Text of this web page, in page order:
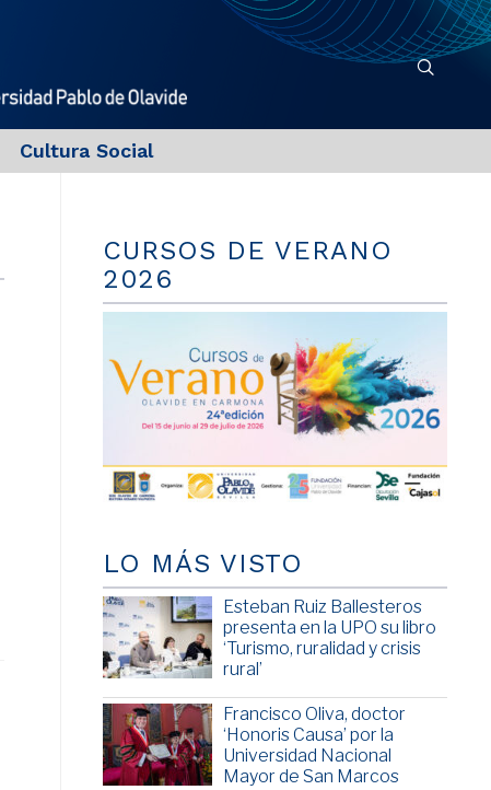
Cultura Social
CURSOS DE VERANO
2026
LO MÁS VISTO
Esteban Ruiz Ballesteros
presenta en la UPO su libro
‘Turismo, ruralidad y crisis
rural’
Francisco Oliva, doctor
‘Honoris Causa’ por la
Universidad Nacional
Mayor de San Marcos